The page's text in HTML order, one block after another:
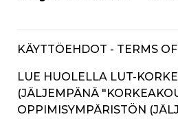
KÄYTTÖEHDOT - TERMS
LUE HUOLELLA LUT-
(JÄLJEMPÄNÄ
OPPIMISYMPÄRISTÖN